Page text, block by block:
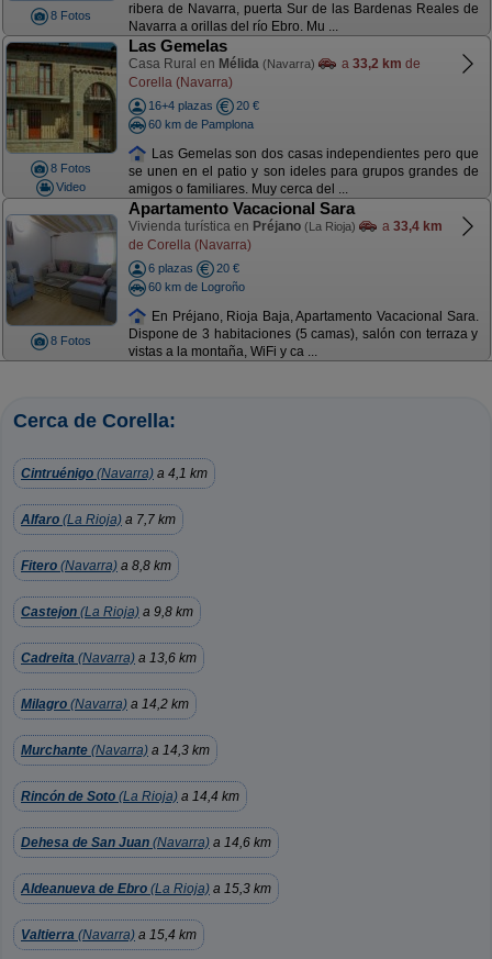
8 Fotos
ribera de Navarra, puerta Sur de las Bardenas Reales de
Navarra a orillas del río Ebro. Mu ...
8 Fotos
Video
Las Gemelas
Casa Rural en Mélida (Navarra) a 33,2 km de
Corella (Navarra)
16+4 plazas
20 €
60 km de Pamplona
Las Gemelas son dos casas independientes pero que
se unen en el patio y son ideles para grupos grandes de
amigos o familiares. Muy cerca del ...
8 Fotos
Apartamento Vacacional Sara
Vivienda turística en Préjano (La Rioja) a 33,4 km
de Corella (Navarra)
6 plazas
20 €
60 km de Logroño
En Préjano, Rioja Baja, Apartamento Vacacional Sara.
Dispone de 3 habitaciones (5 camas), salón con terraza y
vistas a la montaña, WiFi y ca ...
Cerca de Corella:
Cintruénigo (Navarra) a 4,1 km
Alfaro (La Rioja) a 7,7 km
Fitero (Navarra) a 8,8 km
Castejon (La Rioja) a 9,8 km
Cadreita (Navarra) a 13,6 km
Milagro (Navarra) a 14,2 km
Murchante (Navarra) a 14,3 km
Rincón de Soto (La Rioja) a 14,4 km
Dehesa de San Juan (Navarra) a 14,6 km
Aldeanueva de Ebro (La Rioja) a 15,3 km
Valtierra (Navarra) a 15,4 km